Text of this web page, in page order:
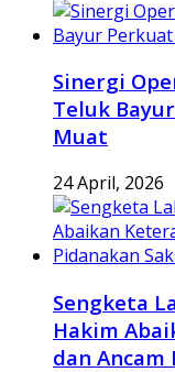
Sinergi
Teluk
Muat
24 April, 2026
Sengketa
Hakim
dan Ancam